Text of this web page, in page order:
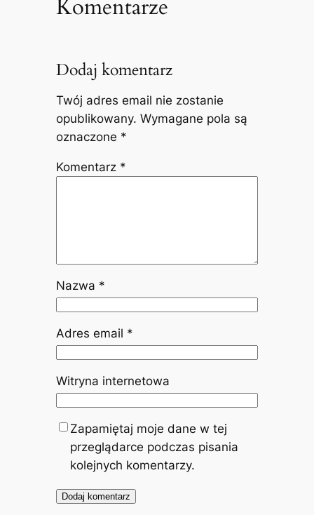
Komentarze
Dodaj komentarz
Twój adres email nie zostanie
opublikowany. Wymagane pola są
oznaczone *
Komentarz *
Nazwa *
Adres email *
Witryna internetowa
Zapamiętaj moje dane w tej
przeglądarce podczas pisania
kolejnych komentarzy.